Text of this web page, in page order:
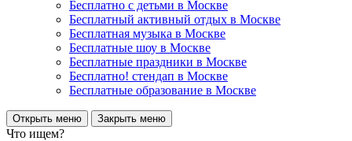
Бесплатно с детьми в Москве
Бесплатный активный отдых в Москве
Бесплатная музыка в Москве
Бесплатные шоу в Москве
Бесплатные праздники в Москве
Бесплатно! стендап в Москве
Бесплатные образование в Москве
Открыть меню Закрыть меню
Что ищем?